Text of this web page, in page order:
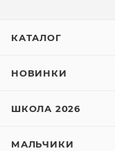
КАТАЛОГ
НОВИНКИ
ШКОЛА 2026
МАЛЬЧИКИ